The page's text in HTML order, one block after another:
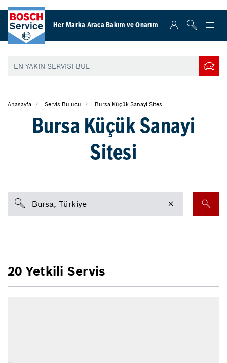
Her Marka Araca Bakım ve Onarım
Anasayfa Servis Bulucu Bursa Küçük Sanayi Sitesi
Bursa Küçük Sanayi
Sitesi